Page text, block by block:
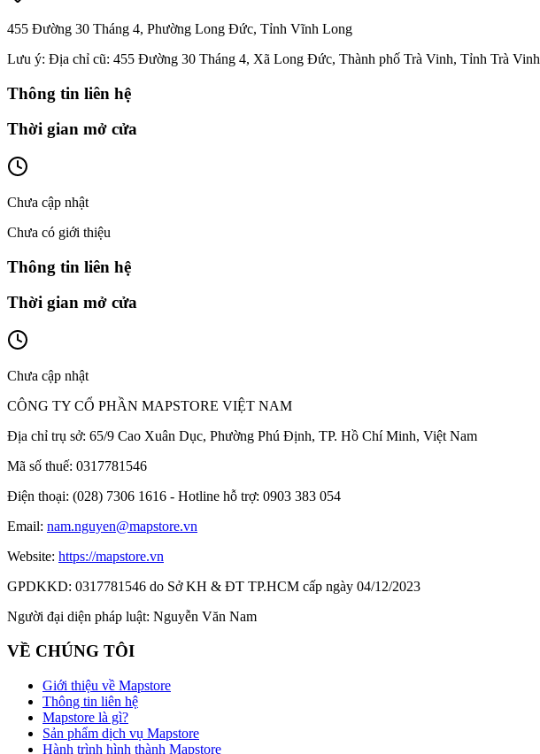
455 Đường 30 Tháng 4, Phường Long Đức, Tỉnh Vĩnh Long
Lưu ý: Địa chỉ cũ: 455 Đường 30 Tháng 4, Xã Long Đức, Thành phố Trà Vinh, Tỉnh Trà Vinh
Thông tin liên hệ
Thời gian mở cửa
Chưa cập nhật
Chưa có giới thiệu
Thông tin liên hệ
Thời gian mở cửa
Chưa cập nhật
CÔNG TY CỔ PHẦN MAPSTORE VIỆT NAM
Địa chỉ trụ sở: 65/9 Cao Xuân Dục, Phường Phú Định, TP. Hồ Chí Minh, Việt Nam
Mã số thuế: 0317781546
Điện thoại: (028) 7306 1616 - Hotline hỗ trợ: 0903 383 054
Email: nam.nguyen@mapstore.vn
Website: https://mapstore.vn
GPDKKD: 0317781546 do Sở KH & ĐT TP.HCM cấp ngày 04/12/2023
Người đại diện pháp luật: Nguyễn Văn Nam
VỀ CHÚNG TÔI
Giới thiệu về Mapstore
Thông tin liên hệ
Mapstore là gì?
Sản phẩm dịch vụ Mapstore
Hành trình hình thành Mapstore